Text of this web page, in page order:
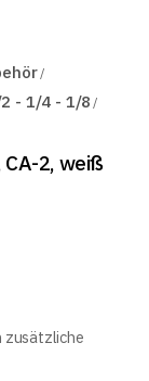
- 1/4 - 1/8
2, weiß
zusätzliche